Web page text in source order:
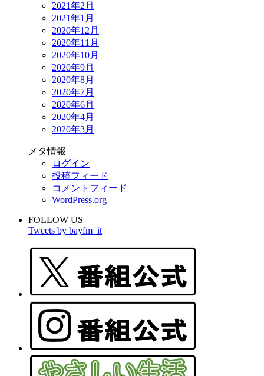
2021年2月
2021年1月
2020年12月
2020年11月
2020年10月
2020年9月
2020年8月
2020年7月
2020年6月
2020年4月
2020年3月
メタ情報
ログイン
投稿フィード
コメントフィード
WordPress.org
FOLLOW US
Tweets by bayfm_it